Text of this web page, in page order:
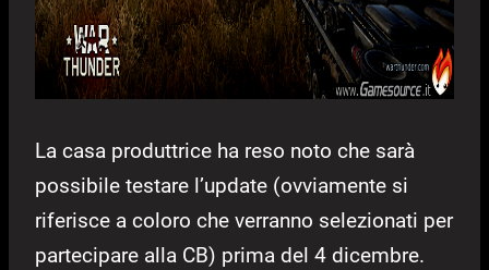
La casa produttrice ha reso noto che sarà
possibile testare l’update (ovviamente si
riferisce a coloro che verranno selezionati per
partecipare alla CB) prima del 4 dicembre.